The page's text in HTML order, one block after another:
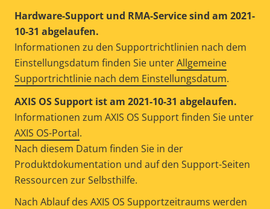
Hardware-Support und RMA-Service sind am 2021-
10-31 abgelaufen.
Informationen zu den Supportrichtlinien nach dem
Einstellungsdatum finden Sie unterAllgemeine
Supportrichtlinie nach dem Einstellungsdatum.
AXIS OS Support ist am 2021-10-31 abgelaufen.
Informationen zum AXIS OS Support finden Sie unter
AXIS OS-Portal.
Nach diesem Datum finden Sie in der
Produktdokumentation und auf den Support-Seiten
Ressourcen zur Selbsthilfe.
Nach Ablauf des AXIS OS Supportzeitraums werden